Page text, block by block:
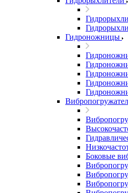
Гидроножницы
Боковые